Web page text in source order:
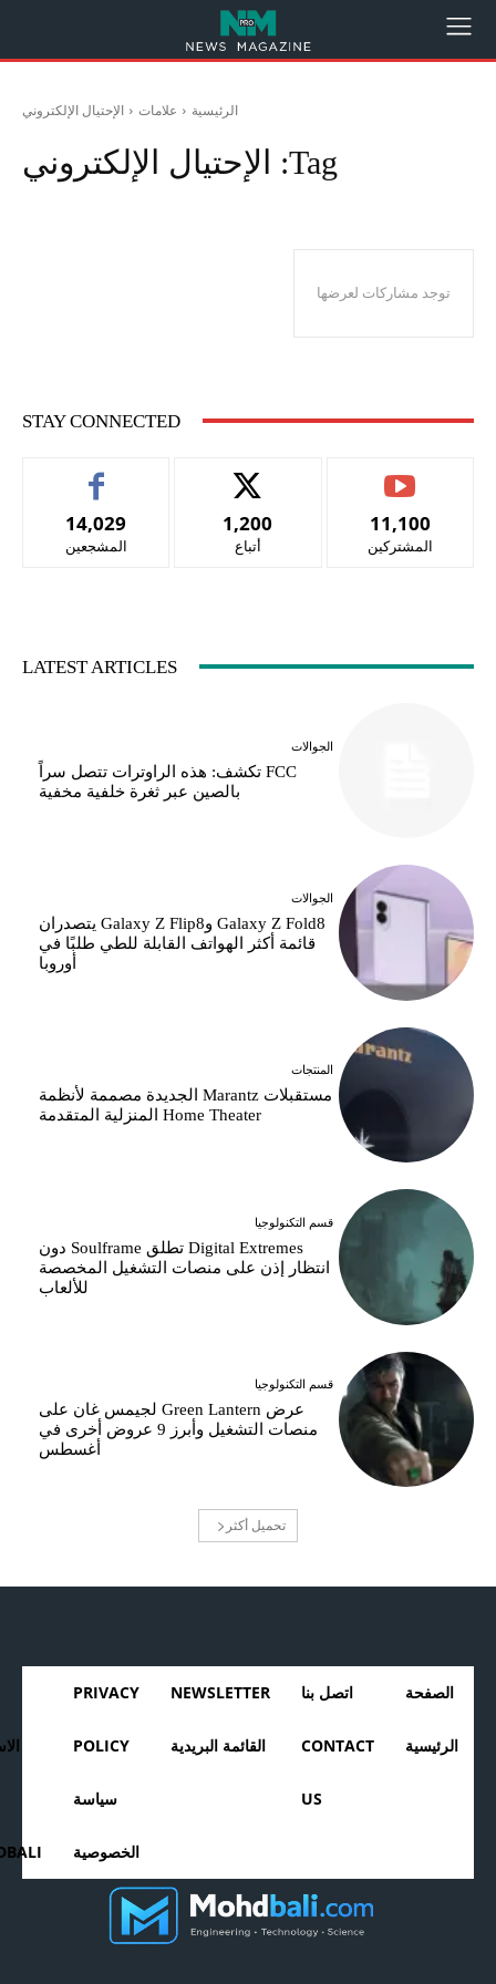
الرئيسية علامات الإحتيال الإلكتروني
Tag: الإحتيال الإلكتروني
توجد مشاركات لعرضها
STAY CONNECTED
14,029
المشجعين
1,200
أتباع
11,100
المشتركين
LATEST ARTICLES
الجوالات
FCC تكشف: هذه الراوترات تتصل سراً
بالصين عبر ثغرة خلفية مخفية
الجوالات
Galaxy Z Fold8 وGalaxy Z Flip8 يتصدران
قائمة أكثر الهواتف القابلة للطي طلبًا في
أوروبا
المنتجات
مستقبلات Marantz الجديدة مصممة لأنظمة
Home Theater المنزلية المتقدمة
قسم التكنولوجيا
Digital Extremes تطلق Soulframe دون
انتظار إذن على منصات التشغيل المخصصة
للألعاب
قسم التكنولوجيا
عرض Green Lantern لجيمس غان على
منصات التشغيل وأبرز 9 عروض أخرى في
أغسطس
تحميل أكثر
الصفحة
الرئيسية
اتصل بنا
CONTACT
US
NEWSLETTER
القائمة البريدية
PRIVACY
POLICY
سياسة
الخصوصية